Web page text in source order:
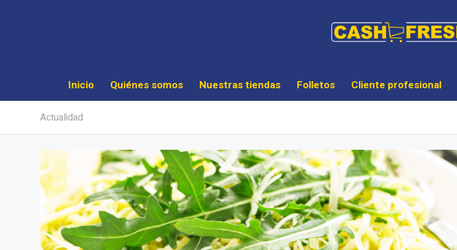
Inicio Quiénes somos Nuestras tiendas Folletos Cliente profesional
Actualidad